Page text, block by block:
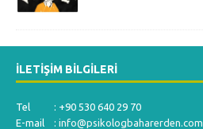
İLETIŞIM BILGILERI
Tel : +90 530 640 29 70
E-mail : info@psikologbaharerden.com